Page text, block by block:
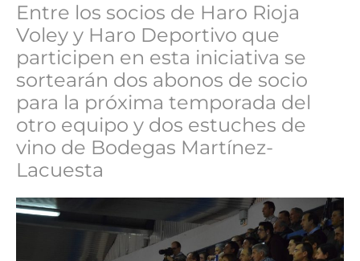
Entre los socios de Haro Rioja
Voley y Haro Deportivo que
participen en esta iniciativa se
sortearán dos abonos de socio
para la próxima temporada del
otro equipo y dos estuches de
vino de Bodegas Martínez-
Lacuesta